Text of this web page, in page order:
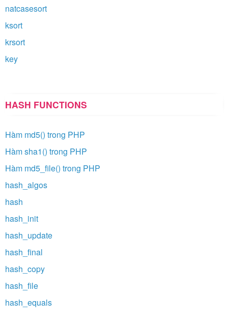
natcasesort
ksort
krsort
key
HASH FUNCTIONS
Hàm md5() trong PHP
Hàm sha1() trong PHP
Hàm md5_file() trong PHP
hash_algos
hash
hash_init
hash_update
hash_final
hash_copy
hash_file
hash_equals